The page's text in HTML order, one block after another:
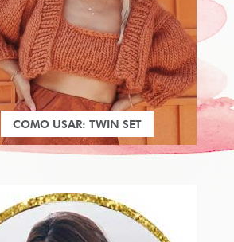
COMO USAR: TWIN SET